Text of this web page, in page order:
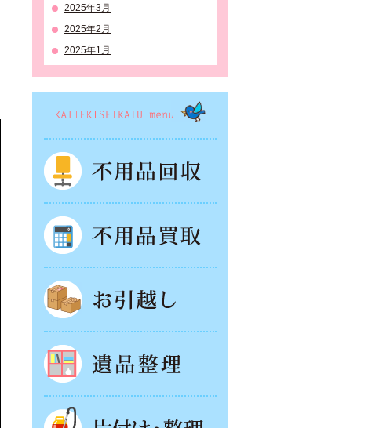
2025年3月
2025年2月
2025年1月